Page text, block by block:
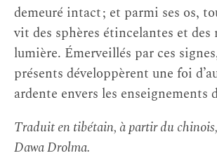
demeuré intact ; et parmi ses os,
vit des sphères étincelantes et des
lumière. Émerveillés par ces
présents développèrent une foi
ardente envers les enseignements
Traduit en tibétain, à partir du
Dawa Drolma.